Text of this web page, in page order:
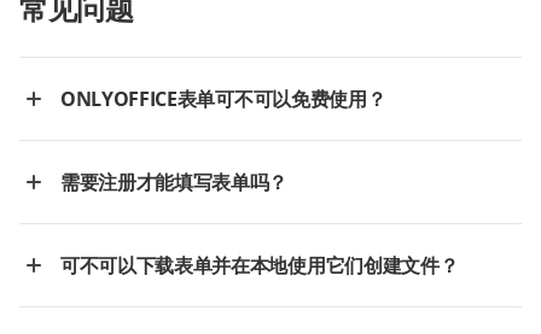
常见问题
ONLYOFFICE表单可不可以免费使用？
需要注册才能填写表单吗？
可不可以下载表单并在本地使用它们创建文件？